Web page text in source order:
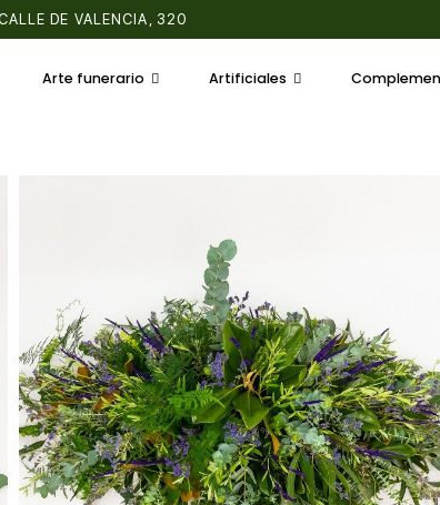
DE VALENCIA, 320
Arte funerario Artificiales